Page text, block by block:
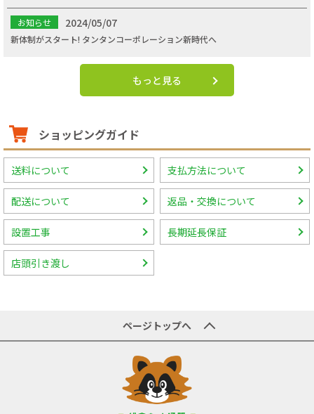
お知らせ 2024/05/07
新体制がスタート! タンタンコーポレーション新時代へ
もっと見る
ショッピングガイド
送料について 支払方法について
配送について 返品・交換について
設置工事 長期延長保証
店頭引き渡し
ページトップへ